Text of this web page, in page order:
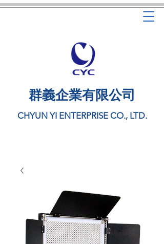
​群義企業有限公司
CHYUN YI ENTERPRISE CO., LTD.